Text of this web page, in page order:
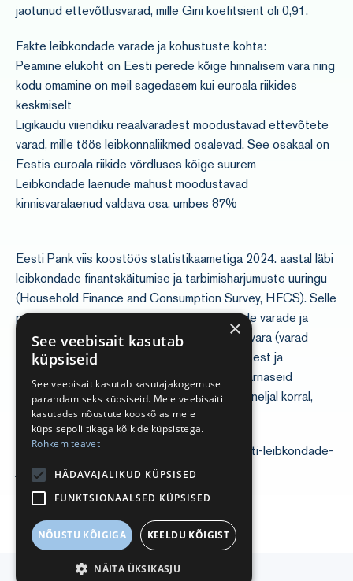
jaotunud ettevõtlusvarad, mille Gini koefitsient oli 0,91.
Fakte leibkondade varade ja kohustuste kohta:
Peamine elukoht on Eesti perede kõige hinnalisem vara ning
kodu omamine on meil sagedasem kui euroala riikides
keskmiselt
Ligikaudu viiendiku reaalvaradest moodustavad ettevõtete
varad, mille töös leibkonnaliikmed osalevad. See osakaal on
Eestis euroala riikide võrdluses kõige suurem
Leibkondade laenude mahust moodustavad
kinnisvaralaenud valdava osa, umbes 87%
Eesti Pank viis koostöös statistikaametiga 2024. aastal läbi
leibkondade finantskäitumise ja tarbimisharjumuste uuringu
(Household Finance and Consumption Survey, HFCS). Selle
peamine eesmärk oli koguda andmeid perede varade ja
kohustuste kohta ning saada ülevaade netovara (varad
miinus kohustused) suurusest, selle jaotumisest ja
leibkondade finantsilisest haavatavusest. Sarnaseid
uuringuid on praeguseks korraldatud Eestis neljal korral,
aastatel 2013, 2017, 2021 ja 2024.
https://www.eestipank.ee/press/uuring-eesti-leibkondade-
joukus-aastatega-kasvanud-20052026
×
See veebisait kasutab
küpsiseid
See veebisait kasutab kasutajakogemuse
parandamiseks küpsiseid. Meie veebisaiti
kasutades nõustute kooskõlas meie
küpsisepoliitikaga kõikide küpsistega.
Rohkem teavet
HÄDAVAJALIKUD KÜPSISED
FUNKTSIONAALSED KÜPSISED
NÕUSTU KÕIGIGA KEELDU KÕIGIST
NÄITA ÜKSIKASJU